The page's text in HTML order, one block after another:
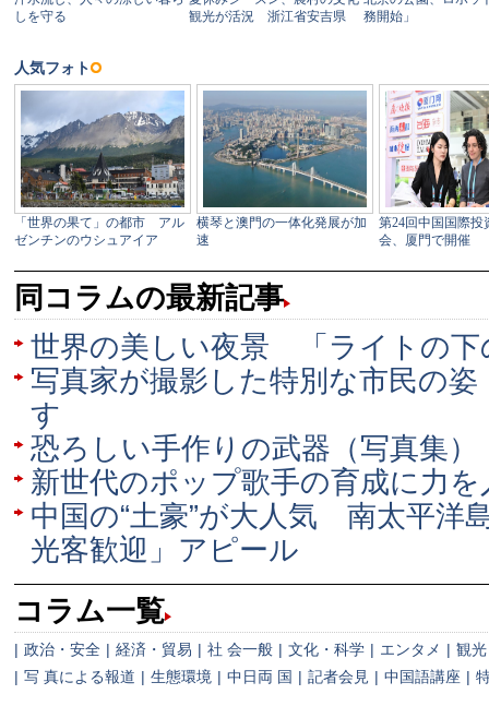
同コラムの最新記事
世界の美しい夜景 「ライトの下
写真家が撮影した特別な市民の
す
恐ろしい手作りの武器（写真集）
新世代のポップ歌手の育成に力
中国の“土豪”が大人気 南太平洋
光客歓迎」アピール
コラム一覧
| 政治・安全 | 経済・貿易 | 社 会一般 | 文化・科学 | エンタメ | 観光
| 写 真による報道 | 生態環境 | 中日両 国 | 記者会見 | 中国語講座 |